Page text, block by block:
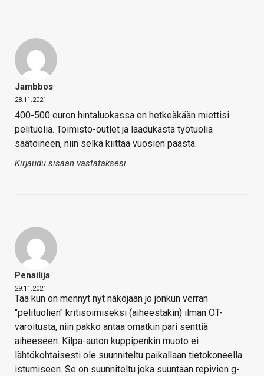
Jambbos
28.11.2021
400-500 euron hintaluokassa en hetkeäkään miettisi
pelituolia. Toimisto-outlet ja laadukasta työtuolia
säätöineen, niin selkä kiittää vuosien päästä.
Kirjaudu sisään vastataksesi
Penailija
29.11.2021
Tää kun on mennyt nyt näköjään jo jonkun verran
"pelituolien" kritisoimiseksi (aiheestakin) ilman OT-
varoitusta, niin pakko antaa omatkin pari senttiä
aiheeseen. Kilpa-auton kuppipenkin muoto ei
lähtökohtaisesti ole suunniteltu paikallaan tietokoneella
istumiseen. Se on suunniteltu joka suuntaan repivien g-